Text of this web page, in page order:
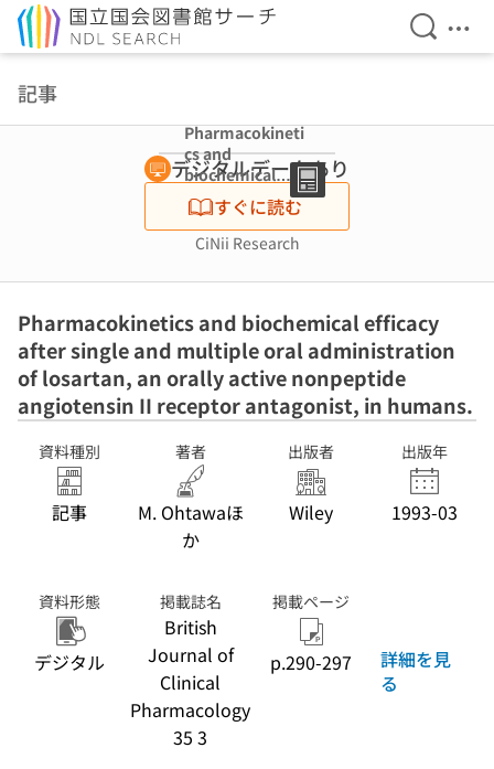
検索を
メ
記事
Pharmacokineti
cs and
biochemical
efficacy after
single and
multiple oral
administration
of losartan, an
nonpeptide
angiotensin II
receptor
antagonist, in
humans.
デジタルデータあり
すぐに読む
CiNii Research
Pharmacokinetics and biochemical efficacy
after single and multiple oral administration
of losartan, an orally active nonpeptide
angiotensin II receptor antagonist, in humans.
資料種別
記事
著者
M. Ohtawaほ
か
出版者
Wiley
出版年
1993-03
資料形態
デジタル
掲載誌名
British
Journal of
Clinical
Pharmacology
35 3
掲載ページ
p.290-297
詳細を見
る